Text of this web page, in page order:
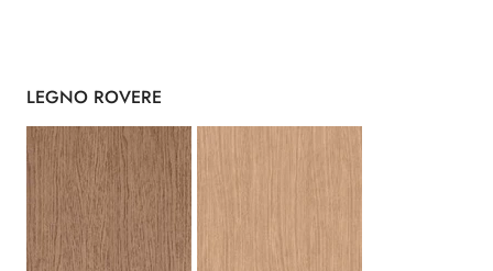
LEGNO ROVERE